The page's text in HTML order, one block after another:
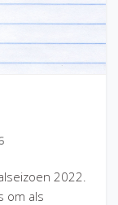
2022.
om als